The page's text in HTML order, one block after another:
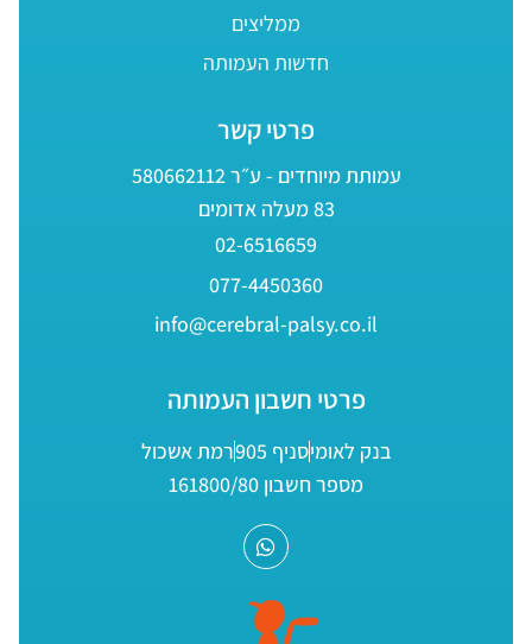
ממליצים
חדשות העמותה
פרטי קשר
עמותת מיוחדים - ע״ר 580662112
83 מעלה אדומים
02-6516659
077-4450360
info@cerebral-palsy.co.il
פרטי חשבון העמותה
בנק לאומיסניף 905
רמת אשכול
מספר חשבון 161800/80